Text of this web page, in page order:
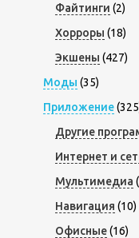
Файтинги (2)
Хорроры (18)
Экшены (427)
Моды (35)
Приложение
Другие
Интернет и
Мультимедиа
Навигация (10)
Офисные(16)